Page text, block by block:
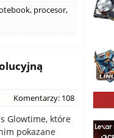
, procesor,
Komentarzy: 108
Glowtime, które
pokazane